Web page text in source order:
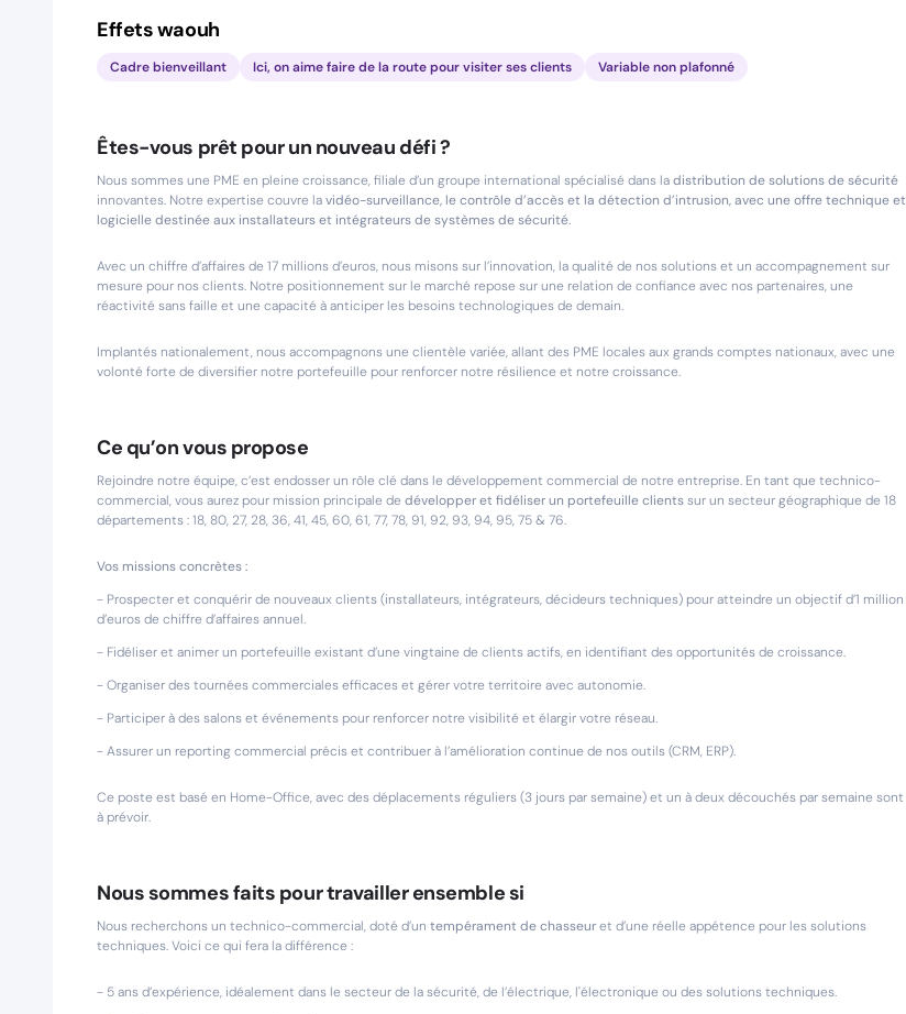
Effets waouh
Cadre bienveillant Ici, on aime faire de la route pour visiter ses clients Variable non plafonné
Êtes-vous prêt pour un nouveau défi ?
Nous sommes une PME en pleine croissance, filiale d’un groupe international spécialisé dans ladistribution de solutions de sécurité
innovantes. Notre expertise couvre lavidéo-surveillance, le contrôle d’accès et la détection d’intrusion, avec une offre technique et
logicielle destinée aux installateurs et intégrateurs de systèmes de sécurité.
Avec un chiffre d’affaires de 17 millions d’euros, nous misons sur l’innovation, la qualité de nos solutions et un accompagnement sur
mesure pour nos clients. Notre positionnement sur le marché repose sur une relation de confiance avec nos partenaires, une
réactivité sans faille et une capacité à anticiper les besoins technologiques de demain.
Implantés nationalement, nous accompagnons une clientèle variée, allant des PME locales aux grands comptes nationaux, avec une
volonté forte de diversifier notre portefeuille pour renforcer notre résilience et notre croissance.
Ce qu’on vous propose
Rejoindre notre équipe, c’est endosser un rôle clé dans le développement commercial de notre entreprise. En tant que technico-
commercial, vous aurez pour mission principale de développer et fidéliser un portefeuille clientssur un secteur géographique de 18
départements : 18, 80, 27, 28, 36, 41, 45, 60, 61, 77, 78, 91, 92, 93, 94, 95, 75 & 76.
Vos missions concrètes :
- Prospecter et conquérir de nouveaux clients (installateurs, intégrateurs, décideurs techniques) pour atteindre un objectif d’1 million
d’euros de chiffre d’affaires annuel.
- Fidéliser et animer un portefeuille existant d’une vingtaine de clients actifs, en identifiant des opportunités de croissance.
- Organiser des tournées commerciales efficaces et gérer votre territoire avec autonomie.
- Participer à des salons et événements pour renforcer notre visibilité et élargir votre réseau.
- Assurer un reporting commercial précis et contribuer à l’amélioration continue de nos outils (CRM, ERP).
Ce poste est basé en Home-Office, avec des déplacements réguliers (3 jours par semaine) et un à deux découchés par semaine sont
à prévoir.
Nous sommes faits pour travailler ensemble si
Nous recherchons un technico-commercial, doté d’un tempérament de chasseuret d’une réelle appétence pour les solutions
techniques. Voici ce qui fera la différence :
- 5 ans d’expérience, idéalement dans le secteur de la sécurité, de l’électrique, l'électronique ou des solutions techniques.